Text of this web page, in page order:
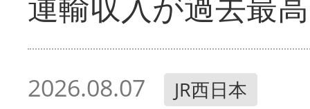
2026.08.07 JR西日本